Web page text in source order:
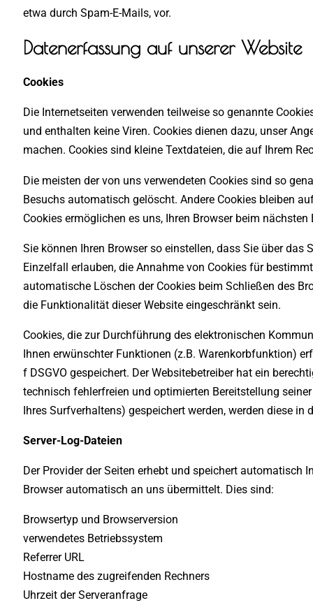
etwa durch Spam-E-Mails, vor.
Datenerfassung auf unserer Website
Cookies
Die Internetseiten verwenden teilweise so genannte
und enthalten keine Viren. Cookies dienen dazu, unser
machen. Cookies sind kleine Textdateien, die auf Ihrem
Die meisten der von uns verwendeten Cookies sind so
Besuchs automatisch gelöscht. Andere Cookies bleiben
Cookies ermöglichen es uns, Ihren Browser beim nächsten
Sie können Ihren Browser so einstellen, dass Sie über
Einzelfall erlauben, die Annahme von Cookies für
automatische Löschen der Cookies beim Schließen des
die Funktionalität dieser Website eingeschränkt sein.
Cookies, die zur Durchführung des elektronischen
Ihnen erwünschter Funktionen (z.B. Warenkorbfunktion)
f DSGVO gespeichert. Der Websitebetreiber hat ein
technisch fehlerfreien und optimierten Bereitstellung
Ihres Surfverhaltens) gespeichert werden, werden diese
Server-Log-Dateien
Der Provider der Seiten erhebt und speichert automatisch
Browser automatisch an uns übermittelt. Dies sind:
Browsertyp und Browserversion
verwendetes Betriebssystem
Referrer URL
Hostname des zugreifenden Rechners
Uhrzeit der Serveranfrage